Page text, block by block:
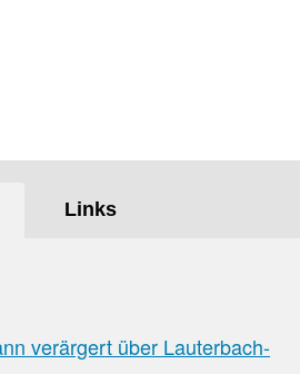
Links
verärgert über Lauterbach-